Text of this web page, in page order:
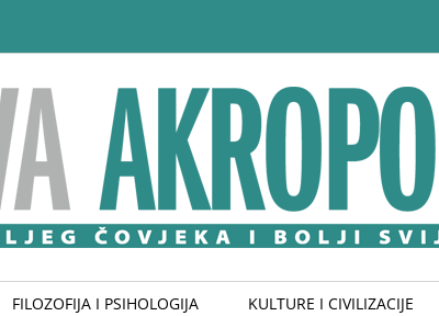
FILOZOFIJA I PSIHOLOGIJA KULTURE I CIVILIZACIJE